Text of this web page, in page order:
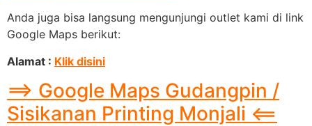
Anda juga bisa langsung mengunjungi outlet kami di link
Google Maps berikut:
Alamat : Klik disini
==> Google Maps Gudangpin /
Sisikanan Printing Monjali <==